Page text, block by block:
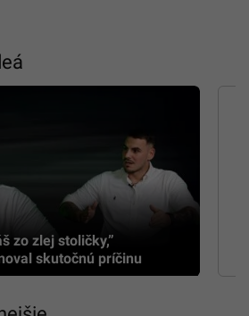
zo zlej stoličky,”
skutočnú príčinu